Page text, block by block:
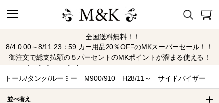
全国送料無料！！
8/4 0:00～8/11 23：59 カー用品20％OFFのMKスーパーセール！！
御注文で総支払額の５パーセントのMKポイントが溜まる使える！
トール/タンク/ルーミー M900/910 H28/11
～ サイドバイザー
トール/タンク/ルーミー M900/910 H28/11～ サイドバイザー
並べ替え